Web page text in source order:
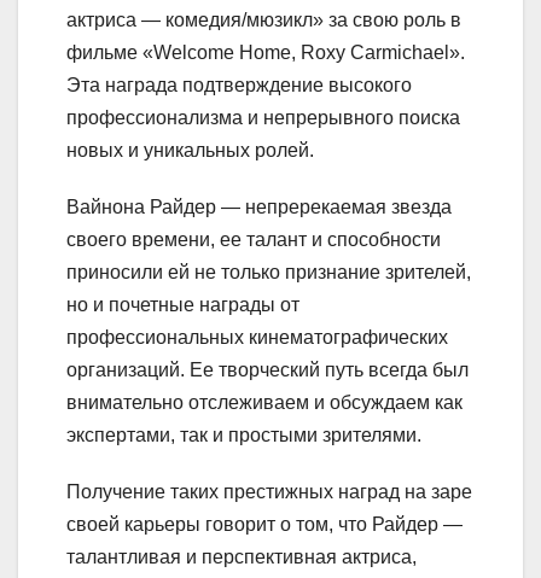
актриса — комедия/мюзикл» за свою роль в
фильме «Welcome Home, Roxy Carmichael».
Эта награда подтверждение высокого
профессионализма и непрерывного поиска
новых и уникальных ролей.
Вайнона Райдер — непререкаемая звезда
своего времени, ее талант и способности
приносили ей не только признание зрителей,
но и почетные награды от
профессиональных кинематографических
организаций. Ее творческий путь всегда был
внимательно отслеживаем и обсуждаем как
экспертами, так и простыми зрителями.
Получение таких престижных наград на заре
своей карьеры говорит о том, что Райдер —
талантливая и перспективная актриса,